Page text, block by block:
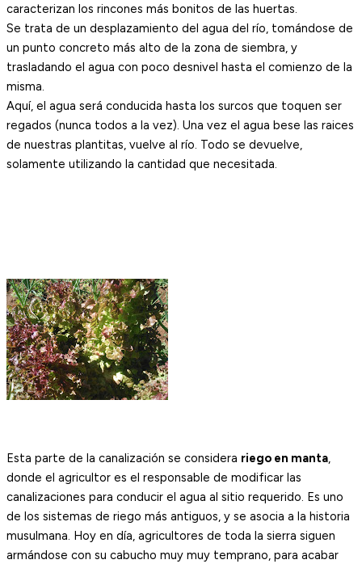
caracterizan los rincones más bonitos de las huertas.
Se trata de un desplazamiento del agua del río, tomándose de
un punto concreto más alto de la zona de siembra, y
trasladando el agua con poco desnivel hasta el comienzo de la
misma.
Aquí, el agua será conducida hasta los surcos que toquen ser
regados (nunca todos a la vez). Una vez el agua bese las raices
de nuestras plantitas, vuelve al río. Todo se devuelve,
solamente utilizando la cantidad que necesitada.
Esta parte de la canalización se considera riego en manta,
donde el agricultor es el responsable de modificar las
canalizaciones para conducir el agua al sitio requerido. Es uno
de los sistemas de riego más antiguos, y se asocia a la historia
musulmana. Hoy en día, agricultores de toda la sierra siguen
armándose con su cabucho muy muy temprano, para acabar